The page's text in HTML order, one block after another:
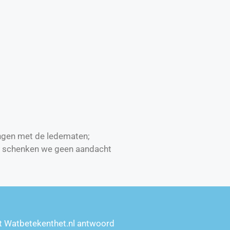
met de ledematen;
we geen aandacht
Watbetekenthet.nl antwoord